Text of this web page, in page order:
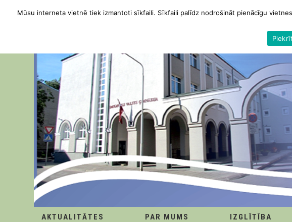
AKTUALITĀTES PAR MUMS IZGLĪTĪBA
Mūsu interneta vietnē tiek izmantoti sīkfaili. Sīkfaili palīdz nodrošināt pienācīgu